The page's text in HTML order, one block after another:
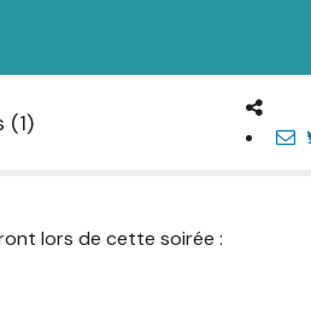
(1)
lors de cette soirée :